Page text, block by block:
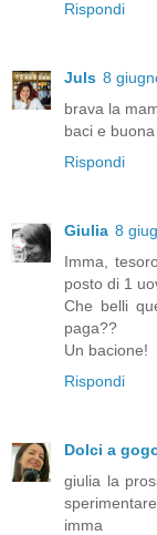
Rispondi
Juls 8
brava la
baci e
Rispondi
Giulia 8
Imma,
posto di 1
Che belli
paga??
Un bacione!
Rispondi
Dolci a
giulia la
imma